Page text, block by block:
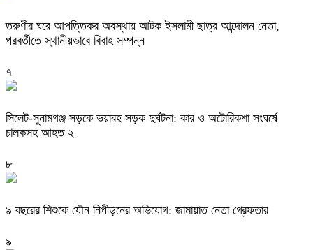
তরুণীর ঘরে আপত্তিকর অবস্থায় আটক ইসলামী ছাত্র আন্দোলন নেতা,
পরবর্তীতে স্থানীয়ভাবে বিবাহ সম্পন্ন
৭
সিলেট-সুনামগঞ্জ সড়কে ভয়াবহ সড়ক দুর্ঘটনা: কার ও অটোরিকশা সংঘর্ষে
চালকসহ আহত ২
৮
৯ বছরের শিশুকে যৌন নিপীড়নের অভিযোগ: জামায়াত নেতা গ্রেফতার
৯